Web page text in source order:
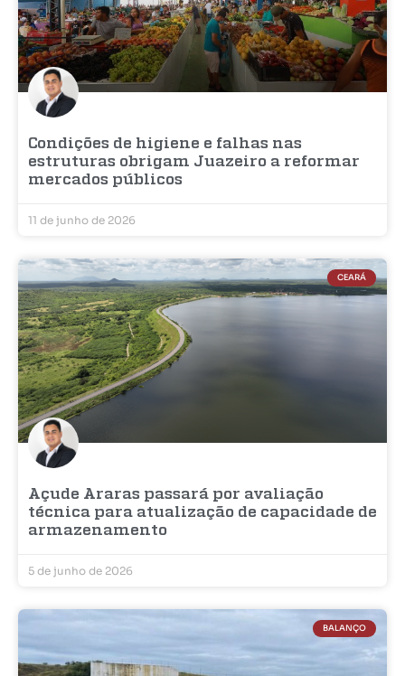
Condições de higiene e falhas nas
estruturas obrigam Juazeiro a reformar
mercados públicos
11 de junho de 2026
CEARÁ
Açude Araras passará por avaliação
técnica para atualização de capacidade de
armazenamento
5 de junho de 2026
BALANÇO